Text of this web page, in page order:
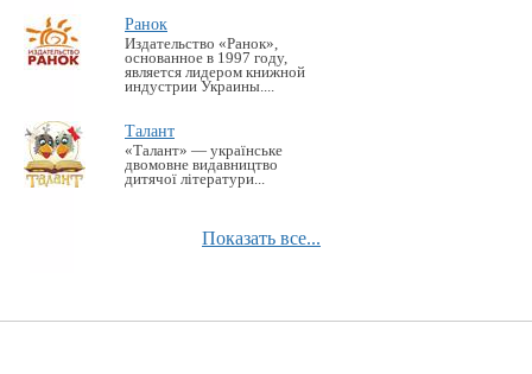
Ранок
Издательство «Ранок»,
основанное в 1997 году,
является лидером книжной
индустрии Украины....
Талант
«Талант» — українське
двомовне видавництво
дитячої літератури...
Показать все...